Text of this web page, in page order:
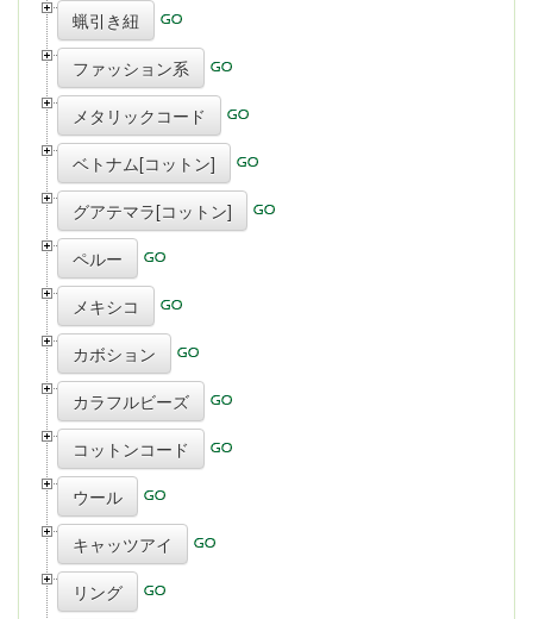
蝋引き紐
ファッション系
メタリックコード
ベトナム[コットン]
グアテマラ[コットン]
ペルー
メキシコ
カボション
カラフルビーズ
コットンコード
ウール
キャッツアイ
リング